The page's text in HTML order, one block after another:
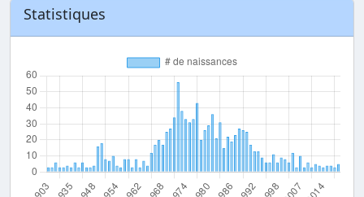
Statistiques